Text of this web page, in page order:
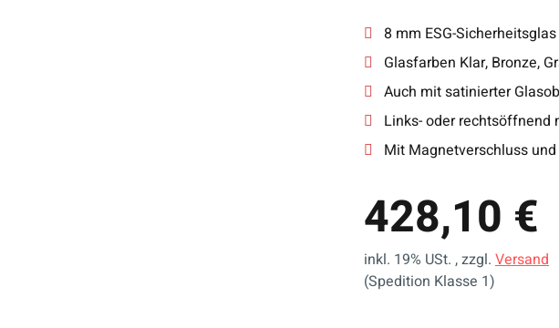
8 mm ESG-
Glasfarben Klar, Bronze,
Auch mit satinierter
Links- oder rechtsöffnend
Mit Magnetverschluss
428,10 €
inkl. 19% USt. , zzgl. Versand
(Spedition Klasse 1)